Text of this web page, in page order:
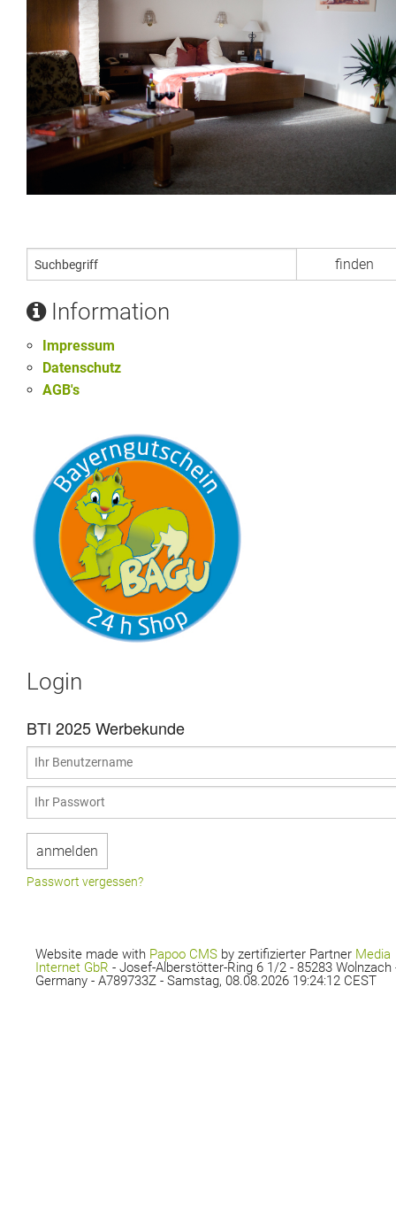
Information
Impressum
Datenschutz
AGB's
Login
BTI 2025 Werbekunde
Passwort vergessen?
Website made with Papoo CMS by zertifizierter Partner Media
Internet GbR - Josef-Alberstötter-Ring 6 1/2 - 85283 Wolnzach
Germany - A789733Z - Samstag, 08.08.2026 19:24:12 CEST